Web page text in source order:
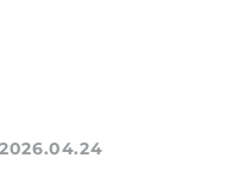
2026.04.24